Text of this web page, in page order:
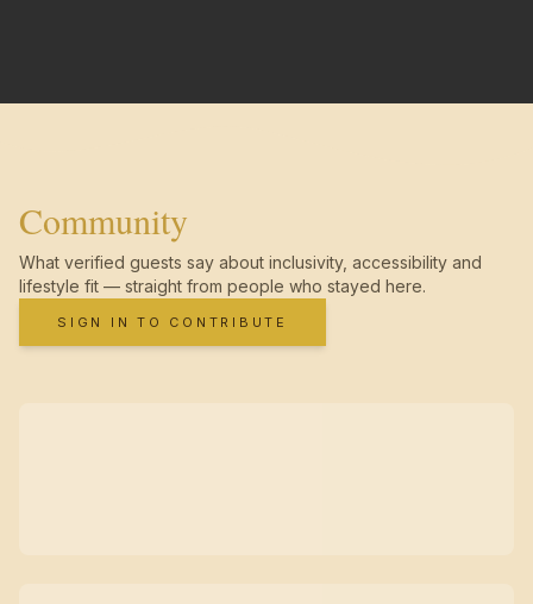
Community
What verified guests say about inclusivity, accessibility and
lifestyle fit — straight from people who stayed here.
SIGN IN TO CONTRIBUTE